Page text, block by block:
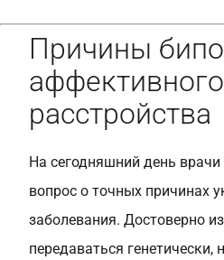
Причины
аффективного
расстройства
На сегодняшний день врачи
вопрос о точных причинах
заболевания. Достоверно
передаваться генетически,